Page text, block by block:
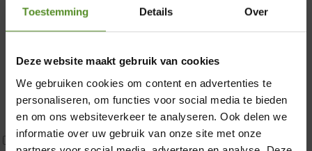
Toestemming Details Over
Deze website maakt gebruik van cookies
We gebruiken cookies om content en advertenties te
personaliseren, om functies voor social media te bieden
en om ons websiteverkeer te analyseren. Ook delen we
informatie over uw gebruik van onze site met onze
1 persoon
Twijfelaar
Koudschuim
Latex
Traagschuim
Tweepersoons 1 kern
×